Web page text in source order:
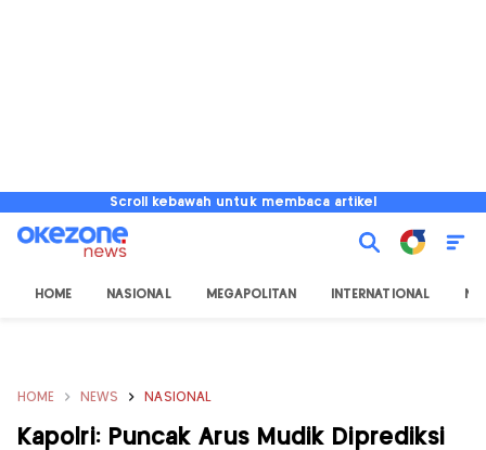
Scroll kebawah untuk membaca artikel
HOME NASIONAL MEGAPOLITAN INTERNATIONAL
HOME NEWS NASIONAL
Kapolri: Puncak Arus Mudik Diprediksi